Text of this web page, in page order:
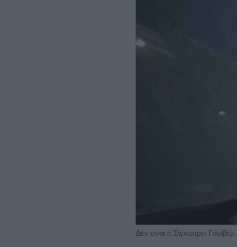
Δεν είναι η Σιγκούρνι Γουίβερ...